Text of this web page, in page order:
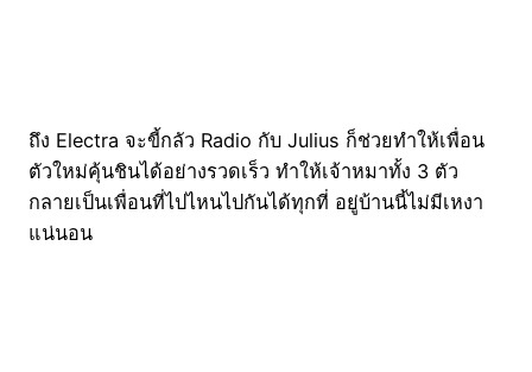
ถึง Electra จะขี้กลัว Radio กับ Julius ก็ช่วยทำให้เพื่อน
ตัวใหม่คุ้นชินได้อย่างรวดเร็ว ทำให้เจ้าหมาทั้ง 3 ตัว
กลายเป็นเพื่อนที่ไปไหนไปกันได้ทุกที่ อยู่บ้านนี้ไม่มีเหงา
แน่นอน